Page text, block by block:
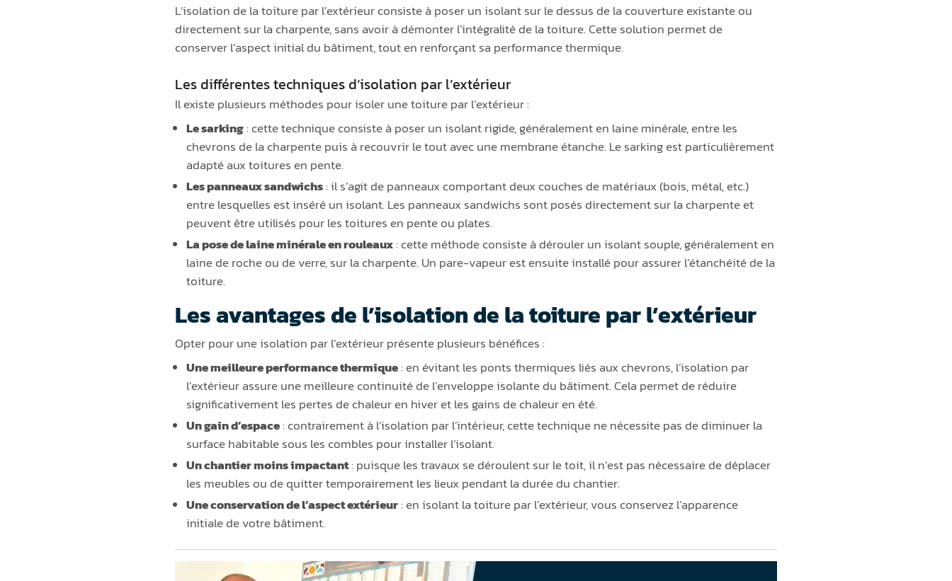
L’isolation de la toiture par l’extérieur consiste à poser un isolant sur le dessus de la couverture existante ou
directement sur la charpente, sans avoir à démonter l’intégralité de la toiture. Cette solution permet de
conserver l’aspect initial du bâtiment, tout en renforçant sa performance thermique.
Les différentes techniques d’isolation par l’extérieur
Il existe plusieurs méthodes pour isoler une toiture par l’extérieur :
Le sarking: cette technique consiste à poser un isolant rigide, généralement en laine minérale, entre les
chevrons de la charpente puis à recouvrir le tout avec une membrane étanche. Le sarking est particulièrement
adapté aux toitures en pente.
Les panneaux sandwichs: il s’agit de panneaux comportant deux couches de matériaux (bois, métal, etc.)
entre lesquelles est inséré un isolant. Les panneaux sandwichs sont posés directement sur la charpente et
peuvent être utilisés pour les toitures en pente ou plates.
La pose de laine minérale en rouleaux: cette méthode consiste à dérouler un isolant souple, généralement en
laine de roche ou de verre, sur la charpente. Un pare-vapeur est ensuite installé pour assurer l’étanchéité de la
toiture.
Les avantages de l’isolation de la toiture par l’extérieur
Opter pour une isolation par l’extérieur présente plusieurs bénéfices :
Une meilleure performance thermique: en évitant les ponts thermiques liés aux chevrons, l’isolation par
l’extérieur assure une meilleure continuité de l’enveloppe isolante du bâtiment. Cela permet de réduire
significativement les pertes de chaleur en hiver et les gains de chaleur en été.
Un gain d’espace: contrairement à l’isolation par l’intérieur, cette technique ne nécessite pas de diminuer la
surface habitable sous les combles pour installer l’isolant.
Un chantier moins impactant: puisque les travaux se déroulent sur le toit, il n’est pas nécessaire de déplacer
les meubles ou de quitter temporairement les lieux pendant la durée du chantier.
Une conservation de l’aspect extérieur: en isolant la toiture par l’extérieur, vous conservez l’apparence
initiale de votre bâtiment.